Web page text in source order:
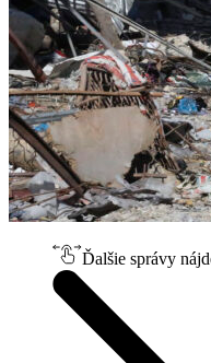
Ďalšie správy